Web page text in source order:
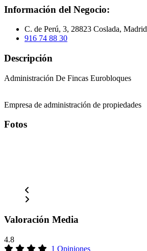
Información del Negocio:
C. de Perú, 3, 28823 Coslada, Madrid
916 74 88 30
Descripción
Administración De Fincas Eurobloques
Empresa de administración de propiedades
Fotos
Valoración Media
4.8
1 Opiniones